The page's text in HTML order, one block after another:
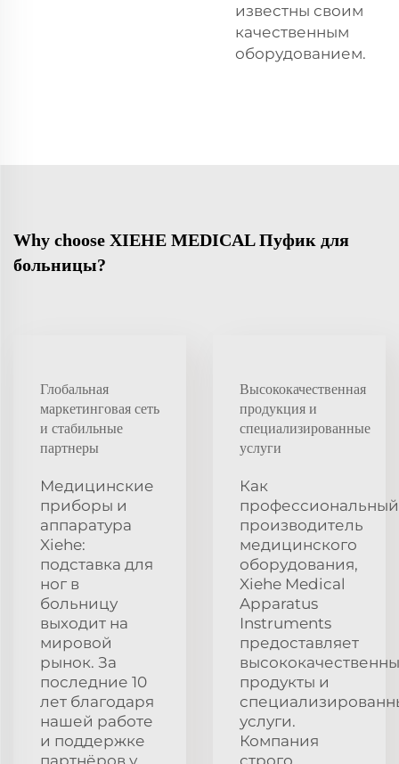
известны своим
качественным
оборудованием.
Why choose XIEHE MEDICAL Пуфик для
больницы?
Глобальная
маркетинговая сеть
и стабильные
партнеры
Медицинские
приборы и
аппаратура
Xiehe:
подставка для
ног в
больницу
выходит на
мировой
рынок. За
последние 10
лет благодаря
нашей работе
и поддержке
партнёров у
Высококачественная
продукция и
специализированные
услуги
Как
профессиональный
производитель
медицинского
оборудования,
Xiehe Medical
Apparatus
Instruments
предоставляет
продукты и
услуги.
Компания
строго